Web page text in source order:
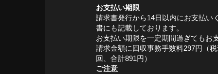
お支払い期限
請求書発行から14日以内にお支払い
書にも記載しております。
お支払い期限を一定期間過ぎてもお
請求金額に回収事務手数料297円（
回、合計891円）
ご注意